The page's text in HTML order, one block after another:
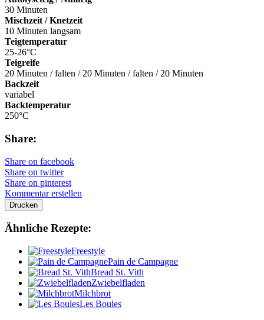
30 Minuten
Mischzeit / Knetzeit
10 Minuten langsam
Teigtemperatur
25-26°C
Teigreife
20 Minuten / falten / 20 Minuten / falten / 20 Minuten
Backzeit
variabel
Backtemperatur
250°C
Share:
Share on facebook
Share on twitter
Share on pinterest
Kommentar erstellen
Drucken
Ähnliche Rezepte:
Freestyle
Pain de Campagne
Bread St. Vith
Zwiebelfladen
Milchbrot
Les Boules